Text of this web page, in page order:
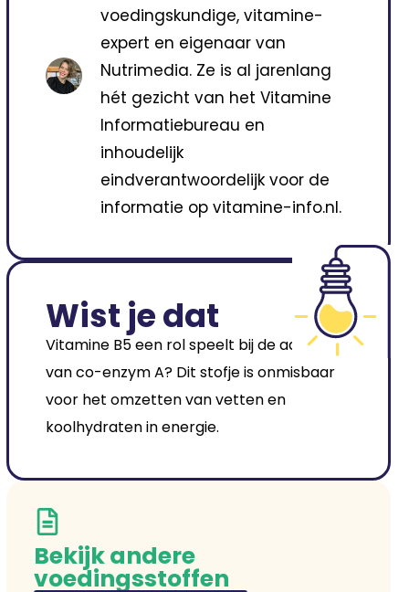
voedingskundige, vitamine-
expert en eigenaar van
Nutrimedia. Ze is al jarenlang
hét gezicht van het Vitamine
Informatiebureau en
inhoudelijk
eindverantwoordelijk voor de
informatie op vitamine-info.nl.
Wist je dat
Vitamine B5 een rol speelt bij de aanmaak
van co-enzym A? Dit stofje is onmisbaar
voor het omzetten van vetten en
koolhydraten in energie.
Bekijk andere
voedingsstoffen